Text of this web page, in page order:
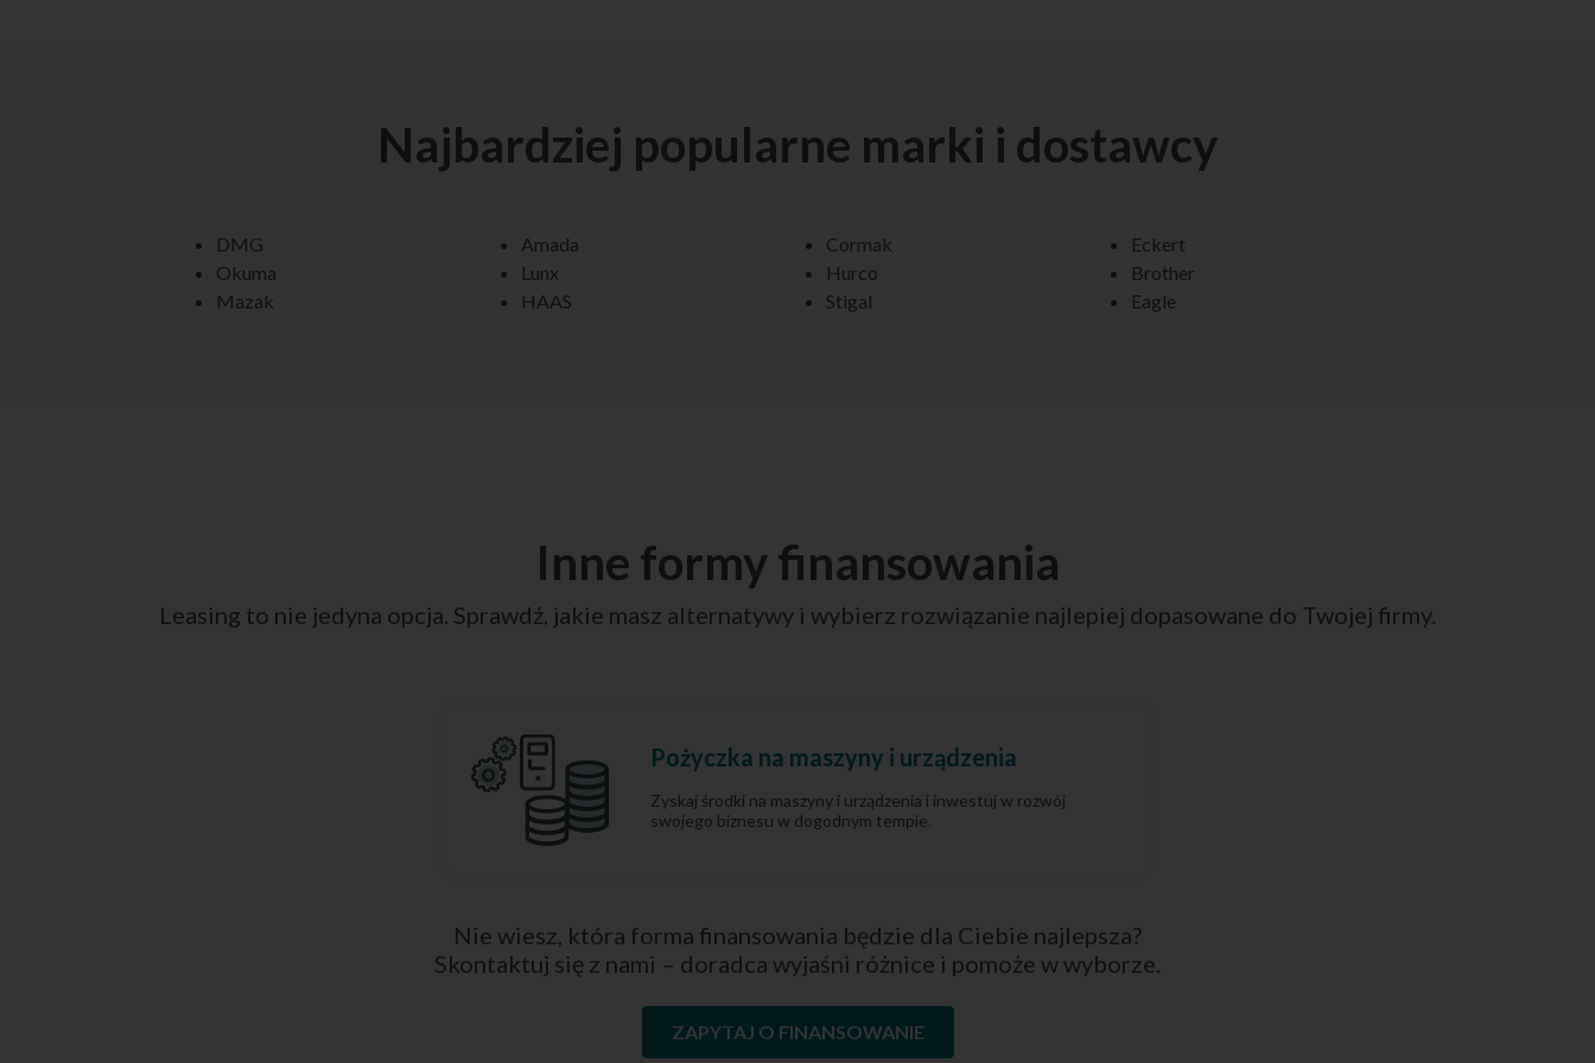
Najbardziej popularne marki i dostawcy
DMG
Okuma
Mazak
Amada
Lunx
HAAS
Cormak
Hurco
Stigal
Eckert
Brother
Eagle
Inne formy finansowania
Leasing to nie jedyna opcja. Sprawdź, jakie masz alternatywy i wybierz rozwiązanie najlepiej dopasowane do Twojej firmy.
Pożyczka na maszyny i urządzenia
Zyskaj środki na maszyny i urządzenia i inwestuj w rozwój
swojego biznesu w dogodnym tempie.
Nie wiesz, która forma finansowania będzie dla Ciebie najlepsza?
Skontaktuj się z nami – doradca wyjaśni różnice i pomoże w wyborze.
ZAPYTAJ O FINANSOWANIE